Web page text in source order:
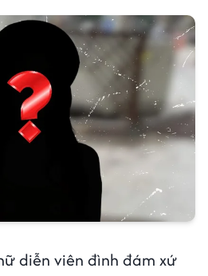
diễn viên đình đám xứ